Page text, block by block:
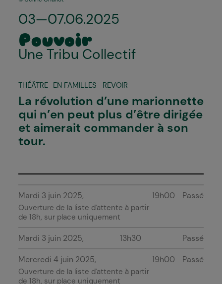
03—07.06.2025
Pouvoir
Une Tribu Collectif
THÉÂTRE EN FAMILLES REVOIR
La révolution d’une marionnette
qui n’en peut plus d’être dirigée
et aimerait commander à son
tour.
Mardi 3 juin 2025
Ouverture de la liste d'attente à partir
de 18h, sur place uniquement
19h00 Passé
Mardi 3 juin 2025 13h30 Passé
Mercredi 4 juin 2025
Ouverture de la liste d'attente à partir
de 18h, sur place uniquement
19h00 Passé